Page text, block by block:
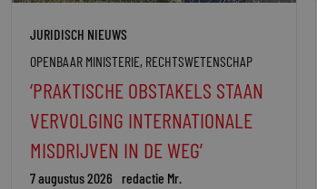
JURIDISCH NIEUWS
OPENBAAR MINISTERIE, RECHTSWETENSCHAP
‘PRAKTISCHE OBSTAKELS STAAN
VERVOLGING INTERNATIONALE
MISDRIJVEN IN DE WEG’
7 augustus 2026 redactie Mr.